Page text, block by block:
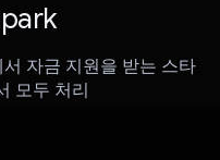
자금 지원을 받는 스타
모두 처리